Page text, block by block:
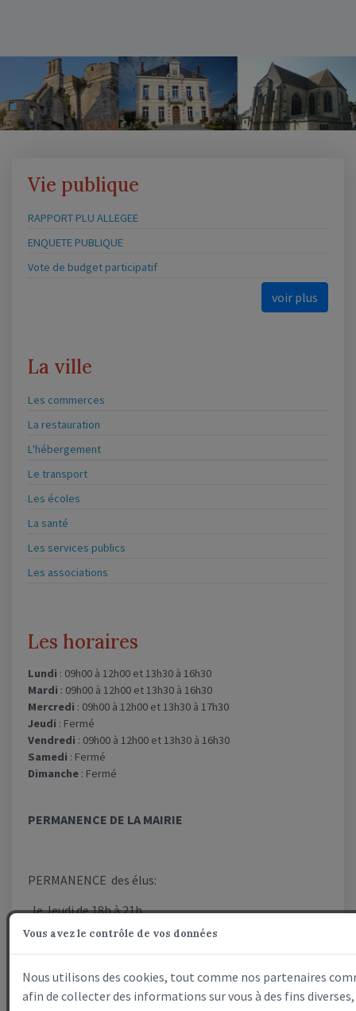
Vous avez le contrôle de vos données
Nous utilisons des cookies, tout comme nos partenaires
afin de collecter des informations sur vous à des fins
Vie publique
RAPPORT PLU ALLEGEE
ENQUETE PUBLIQUE
Vote de budget participatif
voir plus
La ville
Les commerces
La restauration
L'hébergement
Le transport
Les écoles
La santé
Les services publics
Les associations
Les horaires
Lundi : 09h00 à 12h00 et 13h30 à 16h30
Mardi : 09h00 à 12h00 et 13h30 à 16h30
Mercredi : 09h00 à 12h00 et 13h30 à 17h30
Jeudi : Fermé
Vendredi : 09h00 à 12h00 et 13h30 à 16h30
Samedi : Fermé
Dimanche : Fermé
PERMANENCE DE LA MAIRIE
PERMANENCE des élus:
le Jeudi de 18h à 21h